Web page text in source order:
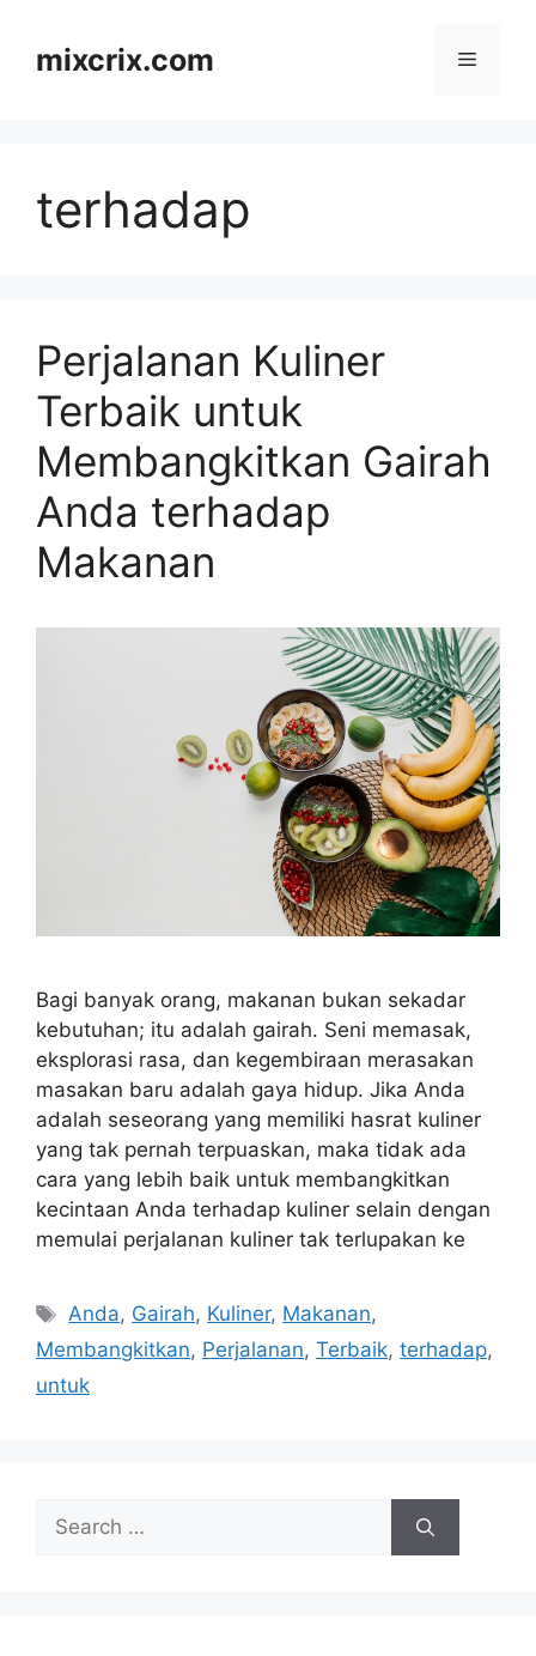
contentmixcrix.com Menu
terhadap
Perjalanan Kuliner
Terbaik untuk
Membangkitkan Gairah
Anda terhadap
Makanan
Bagi banyak orang, makanan bukan sekadar
kebutuhan; itu adalah gairah. Seni memasak,
eksplorasi rasa, dan kegembiraan merasakan
masakan baru adalah gaya hidup. Jika Anda
adalah seseorang yang memiliki hasrat kuliner
yang tak pernah terpuaskan, maka tidak ada
cara yang lebih baik untuk membangkitkan
kecintaan Anda terhadap kuliner selain dengan
memulai perjalanan kuliner tak terlupakan ke
Tags
Anda, Gairah, Kuliner, Makanan,
Membangkitkan, Perjalanan, Terbaik, terhadap,
untuk
Search
for: